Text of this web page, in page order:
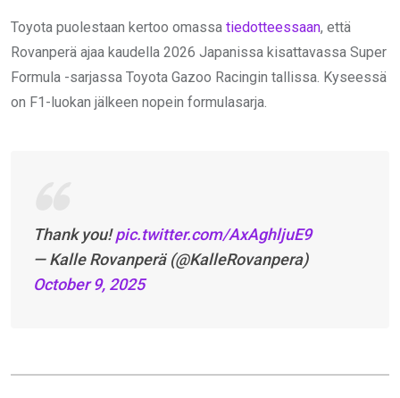
Toyota puolestaan kertoo omassa tiedotteessaan, että
Rovanperä ajaa kaudella 2026 Japanissa kisattavassa Super
Formula -sarjassa Toyota Gazoo Racingin tallissa. Kyseessä
on F1-luokan jälkeen nopein formulasarja.
Thank you!pic.twitter.com/AxAghljuE9
— Kalle Rovanperä (@KalleRovanpera)
October 9, 2025